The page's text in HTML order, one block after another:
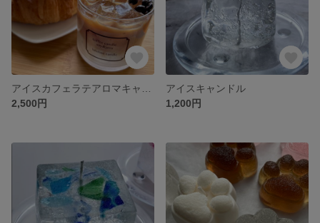
2,500円
アイスキャンドル
1,200円